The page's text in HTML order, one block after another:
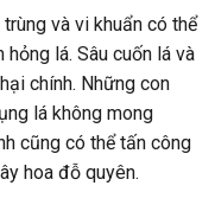
và vi khuẩn có thể
lá. Sâu cuốn lá và
chính. Những con
lá không mong
cũng có thể tấn công
hoa đỗ quyên.